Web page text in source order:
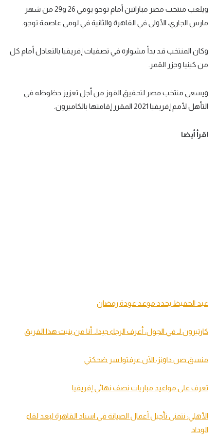
ويلعب منتخب مصر مباراتين أمام توجو يومي 26 و29 من شهر
مارس الجاري، الأولى في القاهرة والثانية في لومي عاصمة توجو.
وكان المنتخب قد بدأ مشواره في تصفيات إفريقيا بالتعادل أمام كل
من كينيا وجزر القمر.
ويسعى منتخب مصر لتحقيق الفوز من أجل تعزيز حظوظه في
التأهل لأمم إفريقيا 2021 المقرر إقامتها بالكاميرون.
اقرأ أيضا
عبد الحفيظ يحدد موعد عودة رمضان
كارتيرون لـ في الجول: أعرف الرجاء جيدا.. أنا من بنيت هذا الفريق
منسق صن داونز: الآن عرفتوا سر ضحكتي
تعرف على مواعيد مباريات نصف نهائي إفريقيا
الأهلي: نتمنى تأجيل أعمال الصيانة في استاد القاهرة لبعد لقاء
الوداد